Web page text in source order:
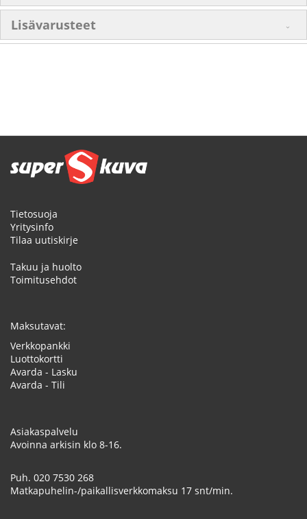
Lisävarusteet
Tietosuoja
Yritysinfo
Tilaa uutiskirje
Takuu ja huolto
Toimitusehdot
Maksutavat:
Verkkopankki
Luottokortti
Avarda - Lasku
Avarda - Tili
Asiakaspalvelu
Avoinna arkisin klo 8-16.
Puh. 020 7530 268
Matkapuhelin-/paikallisverkkomaksu 17 snt/min.